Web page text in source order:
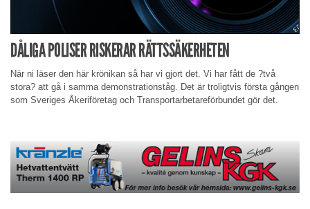
DÅLIGA POLISER RISKERAR RÄTTSSÄKERHETEN
När ni läser den här krönikan så har vi gjort det. Vi har fått de ?två
stora? att gå i samma demonstrationståg. Det är troligtvis första gången
som Sveriges Åkeriföretag och Transportarbetareförbundet gör det.